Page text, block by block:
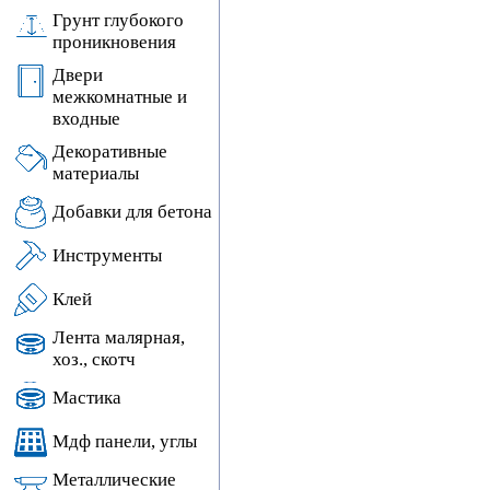
Грунт глубокого
проникновения
Двери
межкомнатные и
входные
Декоративные
материалы
Добавки для бетона
Инструменты
Клей
Лента малярная,
хоз., скотч
Мастика
Мдф панели, углы
Металлические